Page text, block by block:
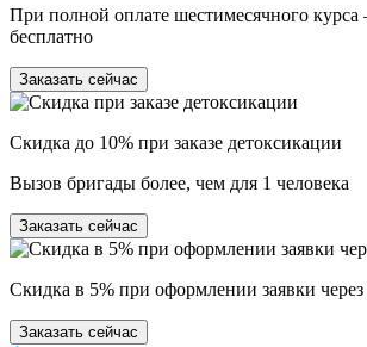
При полной оплате шестимесячного курса
бесплатно
Заказать сейчас
Скидка до 10% при заказе детоксикации
Вызов бригады более, чем для 1 человека
Заказать сейчас
Скидка в 5% при оформлении заявки через
Заказать сейчас